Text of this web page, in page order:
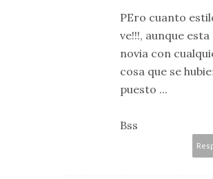
PEro cuanto
ve!!!, aunque esta
novia con
cosa que se
puesto ...
Bss